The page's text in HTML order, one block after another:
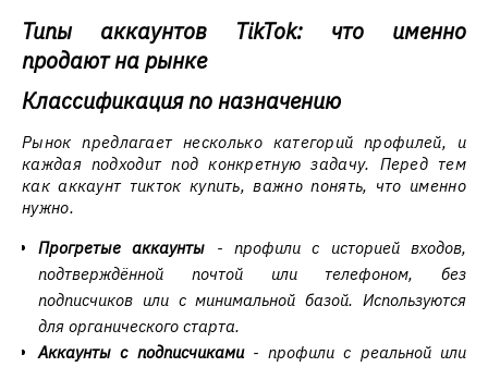
Типы аккаунтов TikTok: что именно
продают на рынке
Классификация по назначению
Рынок предлагает несколько категорий профилей, и
каждая подходит под конкретную задачу. Перед тем
как аккаунт тикток купить, важно понять, что именно
нужно.
Прогретые аккаунты - профили с историей входов,
подтверждённой почтой или телефоном, без
подписчиков или с минимальной базой. Используются
для органического старта.
Аккаунты с подписчиками- профили с реальной или